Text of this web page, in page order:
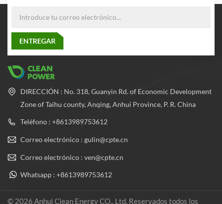
DIRECCIÓN : No. 318, Guanyin Rd. of Economic Development
Zone of Taihu county, Anqing, Anhui Province, P. R. China
Teléfono : +8613989753612
Correo electrónico : gulin@cpte.cn
Correo electrónico : ven@cpte.cn
Whatsapp : +8613989753612
© 2026 Anhui Clean Energy CO., Ltd. Reservados todos los